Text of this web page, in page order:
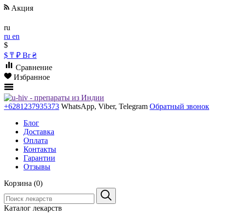
Акция
ru
ru en
$
$ ₸ ₽ Br ₴
Сравнение
Избранное
+6281237935373 WhatsApp, Viber, Telegram Обратный звонок
Блог
Доставка
Оплата
Контакты
Гарантии
Отзывы
Корзина (0)
Каталог лекарств